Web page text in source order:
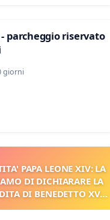
parcheggio riservato
giorni
PAPA LEONE XIV: LA
DI DICHIARARE LA
DI BENEDETTO XVI